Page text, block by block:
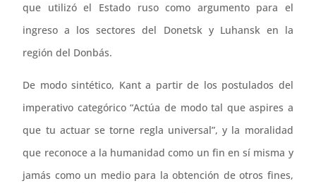
que utilizó el Estado ruso como argumento para el
ingreso a los sectores del Donetsk y Luhansk en la
región del Donbás.
De modo sintético, Kant a partir de los postulados del
imperativo categórico “Actúa de modo tal que aspires a
que tu actuar se torne regla universal”, y la moralidad
que reconoce a la humanidad como un fin en sí misma y
jamás como un medio para la obtención de otros fines,